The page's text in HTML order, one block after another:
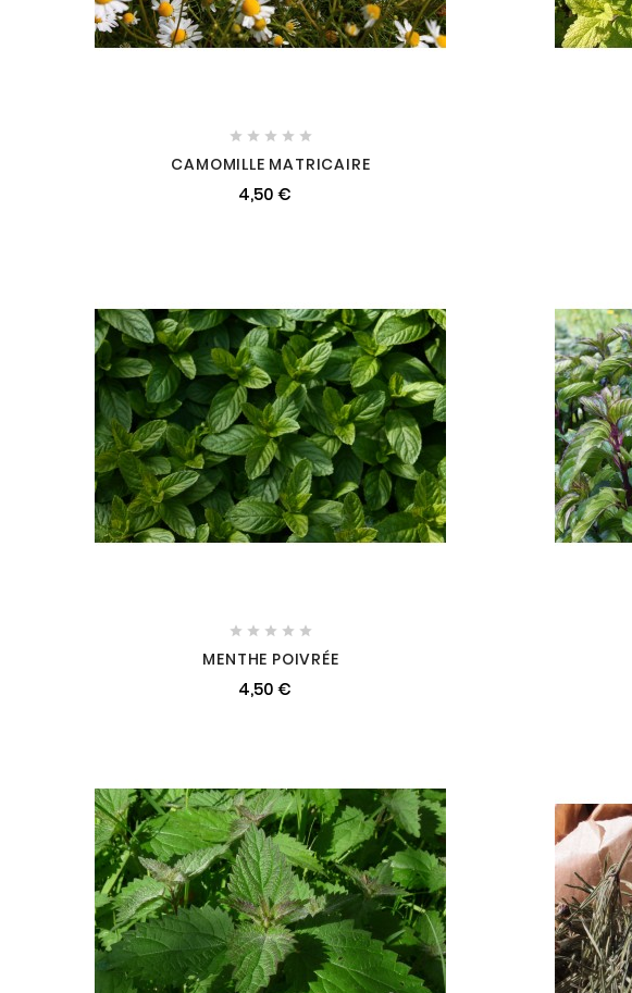
    
CAMOMILLE MATRICAIRE
4,50 €
    
MENTHE POIVRÉE
4,50 €